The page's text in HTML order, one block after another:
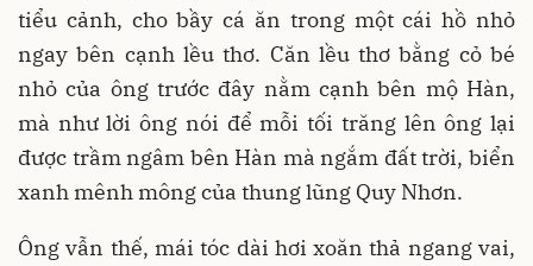
tiểu cảnh, cho bầy cá ăn trong một cái hồ nhỏ
ngay bên cạnh lều thơ. Căn lều thơ bằng cỏ bé
nhỏ của ông trước đây nằm cạnh bên mộ Hàn,
mà như lời ông nói để mỗi tối trăng lên ông lại
được trầm ngâm bên Hàn mà ngắm đất trời, biển
xanh mênh mông của thung lũng Quy Nhơn.
Ông vẫn thế, mái tóc dài hơi xoăn thả ngang vai,